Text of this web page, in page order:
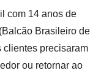
com 14 anos de
Brasileiro de
precisaram
ou retornar ao